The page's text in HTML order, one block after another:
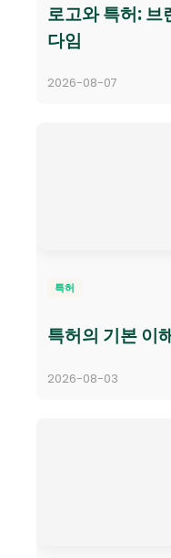
로고와 특허: 브
다임
2026-08-07
특허
특허의 기본 이
2026-08-03